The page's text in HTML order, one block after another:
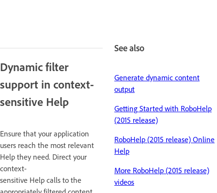
Dynamic filter
support in context-
sensitive Help
Ensure that your application
users reach the most relevant
Help they need. Direct your
context-
sensitive Help calls to the
See also
Generate dynamic content
output
Getting Started with RoboHelp
(2015 release)
RoboHelp (2015 release) Online
Help
More RoboHelp (2015 release)
videos